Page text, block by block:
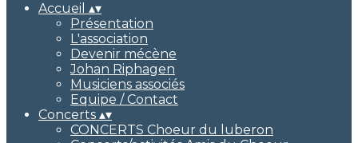
Accueil ▴▾
Présentation
L'association
Devenir mécène
Johan Riphagen
Musiciens associés
Equipe / Contact
Concerts ▴▾
CONCERTS Choeur du luberon